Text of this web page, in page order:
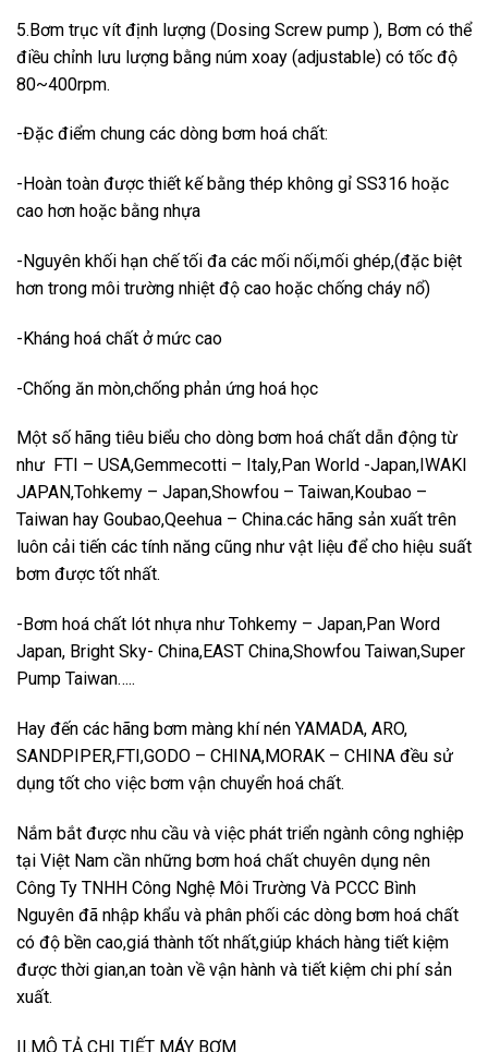
5.Bơm trục vít định lượng (Dosing Screw pump ), Bơm có thể
điều chỉnh lưu lượng bằng núm xoay (adjustable) có tốc độ
80~400rpm.
-Đặc điểm chung các dòng bơm hoá chất:
-Hoàn toàn được thiết kế bằng thép không gỉ SS316 hoặc
cao hơn hoặc bằng nhựa
-Nguyên khối hạn chế tối đa các mối nối,mối ghép,(đặc biệt
hơn trong môi trường nhiệt độ cao hoặc chống cháy nổ)
-Kháng hoá chất ở mức cao
-Chống ăn mòn,chống phản ứng hoá học
Một số hãng tiêu biểu cho dòng bơm hoá chất dẫn động từ
như FTI – USA,Gemmecotti – Italy,Pan World -Japan,IWAKI
JAPAN,Tohkemy – Japan,Showfou – Taiwan,Koubao –
Taiwan hay Goubao,Qeehua – China.các hãng sản xuất trên
luôn cải tiến các tính năng cũng như vật liệu để cho hiệu suất
bơm được tốt nhất.
-Bơm hoá chất lót nhựa như Tohkemy – Japan,Pan Word
Japan, Bright Sky- China,EAST China,Showfou Taiwan,Super
Pump Taiwan…..
Hay đến các hãng bơm màng khí nén YAMADA, ARO,
SANDPIPER,FTI,GODO – CHINA,MORAK – CHINA đều sử
dụng tốt cho việc bơm vận chuyển hoá chất.
Nắm bắt được nhu cầu và việc phát triển ngành công nghiệp
tại Việt Nam cần những bơm hoá chất chuyên dụng nên
Công Ty TNHH Công Nghệ Môi Trường Và PCCC Bình
Nguyên đã nhập khẩu và phân phối các dòng bơm hoá chất
có độ bền cao,giá thành tốt nhất,giúp khách hàng tiết kiệm
được thời gian,an toàn về vận hành và tiết kiệm chi phí sản
xuất.
II.MÔ TẢ CHI TIẾT MÁY BƠM